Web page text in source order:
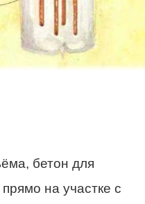
бетон для
на участке с